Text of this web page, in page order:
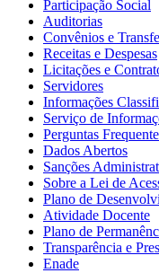
Participação Social
Auditorias
Convênios e
Receitas e Despesas
Licitações e
Servidores
Informações
Serviço de
Perguntas
Dados Abertos
Sanções
Sobre a Lei de
Plano de
Atividade Docente
Plano de
Transparência e
Enade